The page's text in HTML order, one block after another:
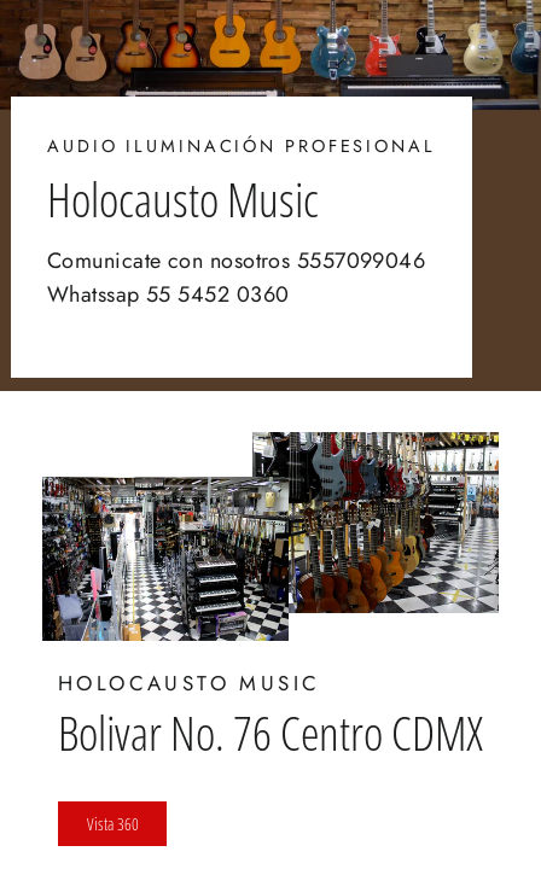
AUDIO ILUMINACIÓN PROFESIONAL
Holocausto Music
Comunicate con nosotros 5557099046
Whatssap 55 5452 0360
HOLOCAUSTO MUSIC
Bolivar No. 76 Centro CDMX
Vista 360